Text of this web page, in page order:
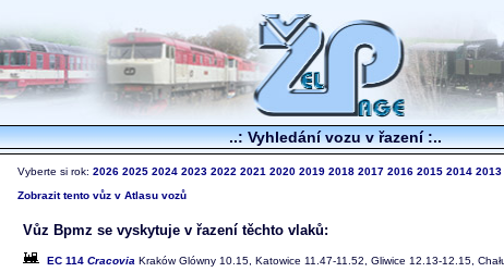
..: Vyhledání vozu v řazení :..
Vyberte si rok: 2026 2025 2024 2023 2022 2021 2020 2019 2018 2017 2016 2015 2014 2013
Zobrazit tento vůz v Atlasu vozů
Vůz Bpmz se vyskytuje v řazení těchto vlaků:
EC 114 Cracovia Kraków Glówny 10.15, Katowice 11.47-11.52, Gliwice 12.13-12.15,